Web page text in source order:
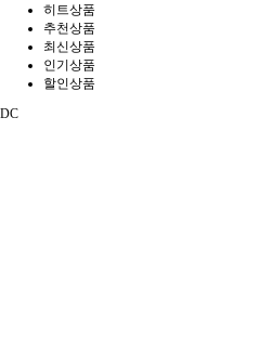
히트상품
추천상품
최신상품
인기상품
할인상품
DC